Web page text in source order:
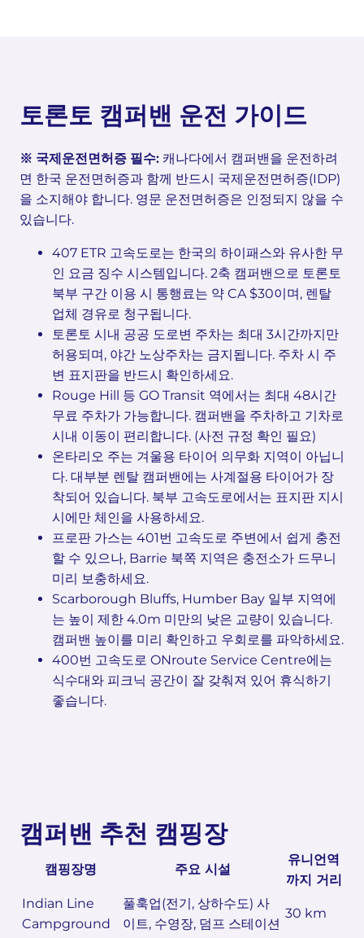
토론토 캠퍼밴 운전 가이드
※ 국제운전면허증 필수: 캐나다에서 캠퍼밴을 운전하려
면 한국 운전면허증과 함께 반드시 국제운전면허증(IDP)
을 소지해야 합니다. 영문 운전면허증은 인정되지 않을 수
있습니다.
407 ETR 고속도로는 한국의 하이패스와 유사한 무
인 요금 징수 시스템입니다. 2축 캠퍼밴으로 토론토
북부 구간 이용 시 통행료는 약 CA $30이며, 렌탈
업체 경유로 청구됩니다.
토론토 시내 공공 도로변 주차는 최대 3시간까지만
허용되며, 야간 노상주차는 금지됩니다. 주차 시 주
변 표지판을 반드시 확인하세요.
Rouge Hill 등 GO Transit 역에서는 최대 48시간
무료 주차가 가능합니다. 캠퍼밴을 주차하고 기차로
시내 이동이 편리합니다. (사전 규정 확인 필요)
온타리오 주는 겨울용 타이어 의무화 지역이 아닙니
다. 대부분 렌탈 캠퍼밴에는 사계절용 타이어가 장
착되어 있습니다. 북부 고속도로에서는 표지판 지시
시에만 체인을 사용하세요.
프로판 가스는 401번 고속도로 주변에서 쉽게 충전
할 수 있으나, Barrie 북쪽 지역은 충전소가 드무니
미리 보충하세요.
Scarborough Bluffs, Humber Bay 일부 지역에
는 높이 제한 4.0m 미만의 낮은 교량이 있습니다.
캠퍼밴 높이를 미리 확인하고 우회로를 파악하세요.
400번 고속도로 ONroute Service Centre에는
식수대와 피크닉 공간이 잘 갖춰져 있어 휴식하기
좋습니다.
캠퍼밴 추천 캠핑장
캠핑장명 주요 시설
유니언역
까지 거리
Indian Line
Campground
풀훅업(전기, 상하수도) 사
이트, 수영장, 덤프 스테이션
30 km